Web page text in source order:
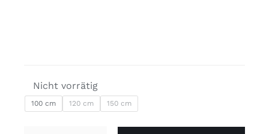
Nicht vorrätig
100 cm 120 cm 150 cm